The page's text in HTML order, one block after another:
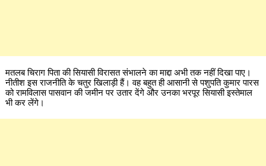
मतलब चिराग पिता की सियासी विरासत संभालने का माद्दा अभी तक नहीं दिखा पाए।
नीतीश इस राजनीति के चतुर खिलाड़ी हैं। वह बहुत ही आसानी से पशुपति कुमार पारस
को रामविलास पासवान की जमीन पर उतार देंगे और उनका भरपूर सियासी इस्तेमाल
भी कर लेंगे।